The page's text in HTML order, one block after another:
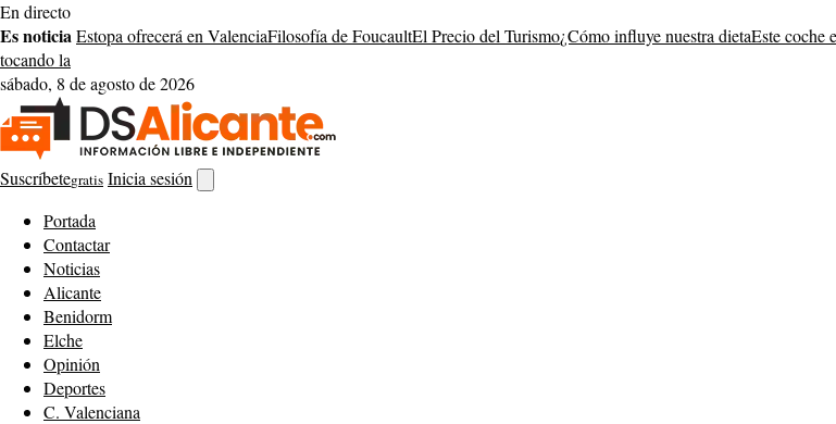
Saltar
al
contenido
En directo
Es noticiaEstopa ofrecerá en ValenciaFilosofía de FoucaultEl Precio del Turismo¿Cómo influye nuestra dietaEste coche
tocando la
sábado, 8 de agosto de 2026
Suscríbetegratis Inicia sesión
buscador
Portada
Contactar
Noticias
Alicante
Benidorm
Elche
Opinión
Deportes
C. Valenciana